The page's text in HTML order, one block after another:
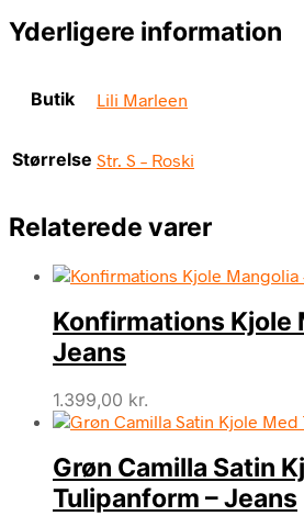
Yderligere information
Butik Lili Marleen
Størrelse Str. S – Roski
Relaterede varer
Konfirmations Kjole
Jeans
1.399,00 kr.
Grøn Camilla Satin
Tulipanform – Jeans